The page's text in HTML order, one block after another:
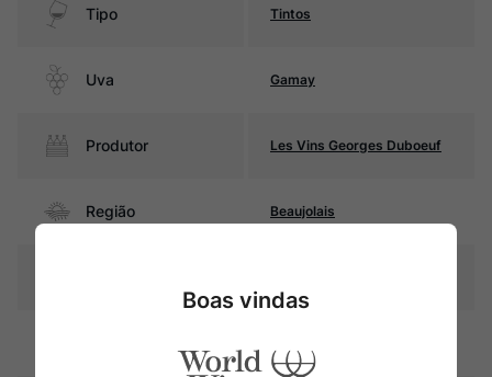
Tipo Tintos
Uva Gamay
Produtor Les Vins Georges Duboeuf
Região Beaujolais
púrpura
Boas vindas